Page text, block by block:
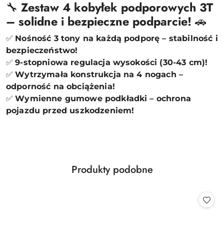
🔧 Zestaw 4 kobyłek podporowych 3T
– solidne i bezpieczne podparcie! 🚗
✅ Nośność 3 tony na każdą podporę – stabilność i
bezpieczeństwo!
✅9-stopniowa regulacja wysokości (30-43 cm)!
✅Wytrzymała konstrukcja na 4 nogach –
odporność na obciążenia!
✅Wymienne gumowe podkładki – ochrona
pojazdu przed uszkodzeniem!
Pomiń karuzelę produktów
Produkty
Produkty podobne